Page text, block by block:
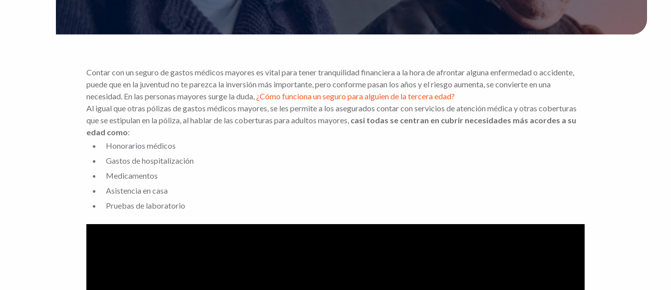
Contar con un seguro de gastos médicos mayores es vital para tener tranquilidad financiera a la hora de afrontar alguna enfermedad o accidente,
puede que en la juventud no te parezca la inversión más importante, pero conforme pasan los años y el riesgo aumenta, se convierte en una
necesidad. En las personas mayores surge la duda, ¿Cómo funciona un seguro para alguien de la tercera edad?
Al igual que otras pólizas de gastos médicos mayores, se les permite a los asegurados contar con servicios de atención médica y otras coberturas
que se estipulan en la póliza, al hablar de las coberturas para adultos mayores, casi todas se centran en cubrir necesidades más acordes a su
edad como:
Honorarios médicos
Gastos de hospitalización
Medicamentos
Asistencia en casa
Pruebas de laboratorio